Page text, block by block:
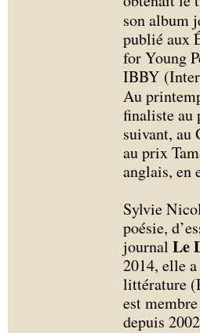
son album
publié aux
for Young
IBBY
Au
finaliste au
suivant, au
au prix
anglais, en
Sylvie
poésie,
journal Le
2014, elle
littérature
est
depuis